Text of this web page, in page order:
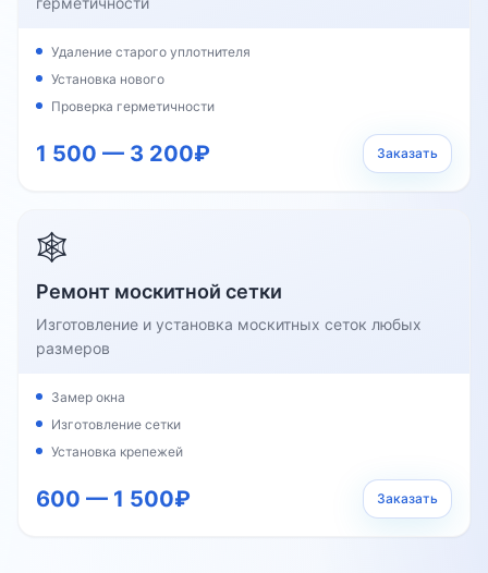
Удаление старого уплотнителя
Установка нового
Проверка герметичности
1 500 — 3 200₽ Заказать
🕸️
Ремонт москитной сетки
Изготовление и установка москитных сеток любых
размеров
Замер окна
Изготовление сетки
Установка крепежей
600 — 1 500₽ Заказать